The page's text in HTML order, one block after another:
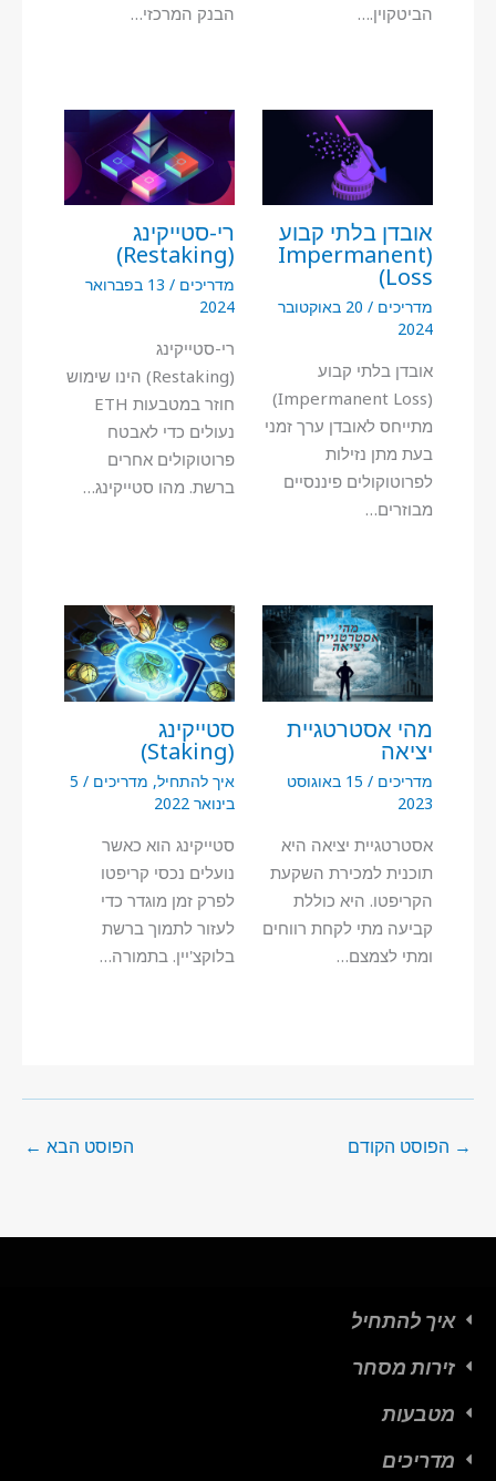
הביטקוין.…
הבנק המרכזי…
אובדן בלתי קבוע
(Impermanent
Loss)
מדריכים /
20 באוקטובר
2024
אובדן בלתי קבוע
(Impermanent Loss)
מתייחס לאובדן ערך זמני
בעת מתן נזילות
לפרוטוקולים פיננסיים
מבוזרים…
רי-סטייקינג
(Restaking)
מדריכים /
13 בפברואר
2024
רי-סטייקינג
(Restaking) הינו שימוש
חוזר במטבעות ETH
נעולים כדי לאבטח
פרוטוקולים אחרים
ברשת. מהו סטייקינג…
מהי אסטרטגיית
יציאה
מדריכים /
15 באוגוסט
2023
אסטרטגיית יציאה היא
תוכנית למכירת השקעת
הקריפטו. היא כוללת
קביעה מתי לקחת רווחים
ומתי לצמצם…
סטייקינג
(Staking)
איך להתחיל, מדריכים /
5
בינואר 2022
סטייקינג הוא כאשר
נועלים נכסי קריפטו
לפרק זמן מוגדר כדי
לעזור לתמוך ברשת
בלוקצ'יין. בתמורה…
→ הפוסט הקודם הפוסט הבא ←
איך להתחיל
זירות מסחר
מטבעות
מדריכים